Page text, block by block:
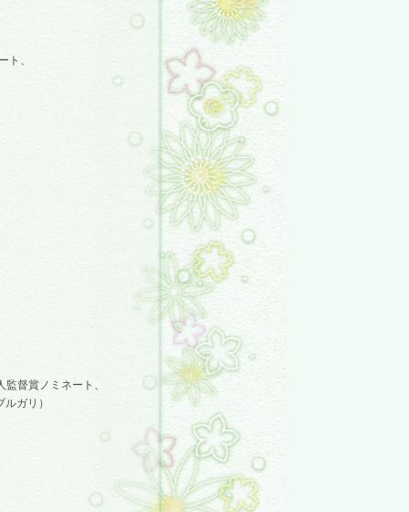
ト、
監督賞ノミネート、
ガリ）